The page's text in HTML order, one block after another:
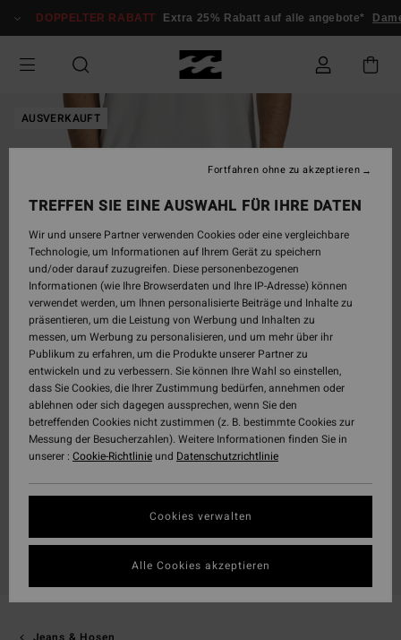
zur
springen
DOPPELTER RABATT Extra 25% Rabatt auf alle angebote*
AUSVERKAUFT
TREFFEN SIE EINE AUSWAHL FÜR IHRE DATEN
Wir und unsere Partner verwenden Cookies oder eine vergleichbare
Technologie, um Informationen auf Ihrem Gerät zu speichern
und/oder darauf zuzugreifen. Diese personenbezogenen
Informationen (wie Ihre Browserdaten und Ihre IP-Adresse) können
verwendet werden, um Ihnen personalisierte Beiträge und Inhalte zu
präsentieren, um die Leistung von Werbung und Inhalten zu
messen, um Werbung zu personalisieren, und um mehr über ihr
Publikum zu erfahren, um die Produkte unserer Partner zu
entwickeln und zu verbessern. Sie können Ihre Wahl so einstellen,
dass Sie Cookies, die Ihrer Zustimmung bedürfen, annehmen oder
ablehnen oder sich dagegen aussprechen, wenn Sie den
betreffenden Cookies nicht zustimmen (z. B. bestimmte Cookies zur
Messung der Besucherzahlen). Weitere Informationen finden Sie in
unserer : Cookie-Richtlinieund Datenschutzrichtlinie
Cookies verwalten
Fortfahren ohne zu akzeptieren
Alle Cookies akzeptieren